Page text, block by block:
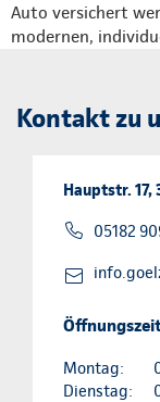
Auto versichert
modernen,
Kontakt zu
Hauptstr. 17,
05182
Montag:
Dienstag: